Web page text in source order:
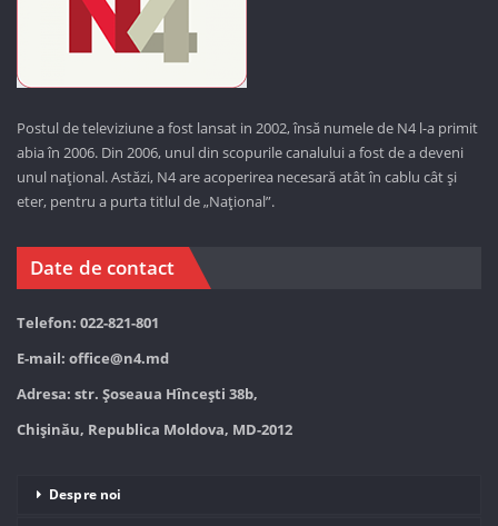
Postul de televiziune a fost lansat in 2002, însă numele de N4 l-a primit
abia în 2006. Din 2006, unul din scopurile canalului a fost de a deveni
unul național. Astăzi, N4 are acoperirea necesară atât în cablu cât și
eter, pentru a purta titlul de „Național”.
Date de contact
Telefon: 022-821-801
E-mail: office@n4.md
Adresa: str. Șoseaua Hînceşti 38b,
Chișinău, Republica Moldova, MD-2012
Despre noi